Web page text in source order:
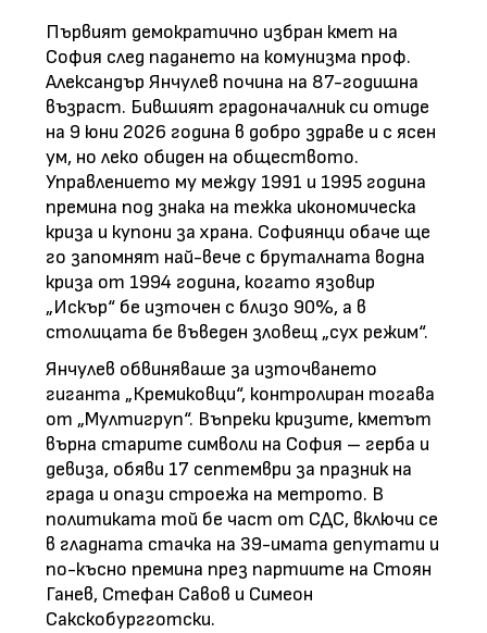
Първият демократично избран кмет на
София след падането на комунизма проф.
Александър Янчулев почина на 87-годишна
възраст. Бившият градоначалник си отиде
на 9 юни 2026 година в добро здраве и с ясен
ум, но леко обиден на обществото.
Управлението му между 1991 и 1995 година
премина под знака на тежка икономическа
криза и купони за храна. Софиянци обаче ще
го запомнят най-вече с бруталната водна
криза от 1994 година, когато язовир
„Искър“ бе източен с близо 90%, а в
столицата бе въведен зловещ „сух режим“.
Янчулев обвиняваше за източването
гиганта „Кремиковци“, контролиран тогава
от „Мултигруп“. Въпреки кризите, кметът
върна старите символи на София – герба и
девиза, обяви 17 септември за празник на
града и опази строежа на метрото. В
политиката той бе част от СДС, включи се
в гладната стачка на 39-имата депутати и
по-късно премина през партиите на Стоян
Ганев, Стефан Савов и Симеон
Сакскобургготски.